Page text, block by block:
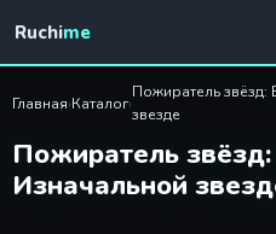
Пожиратель
Ruchime
Главная›Каталог›
Пожиратель звёзд:
звезде
Пожиратель
Изначальной